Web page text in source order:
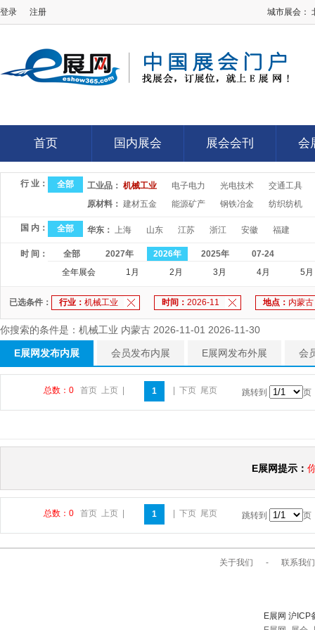
登录 注册 城市展会：
首页
首页
国内展会
国内展会
展会会刊
展会会刊
会
会
行 业： 全部 工业品： 机械工业 电子电力 光电技术
交通工具
原材料： 建材五金 能源矿产 钢铁冶金 纺织纺机
国 内： 全部 华东： 上海 山东 江苏 浙江 安徽 福建
时 间： 全部 2027年 2026年 2025年
07-24
全年展会
1月 2月 3月 4月 5月
已选条件： 行业： 机械工业 时间： 2026-11 地点： 内蒙古
你搜索的条件是：机械工业 内蒙古 2026-11-01 2026-11-30
E展网发布内展 会员发布内展 E展网发布外展 会
总数：0 首页 上页 1 下页 尾页 跳转到 页
E展网提示：
总数：0 首页 上页 1 下页 尾页 跳转到 页
关于我们 - 联系我们
E展网 沪